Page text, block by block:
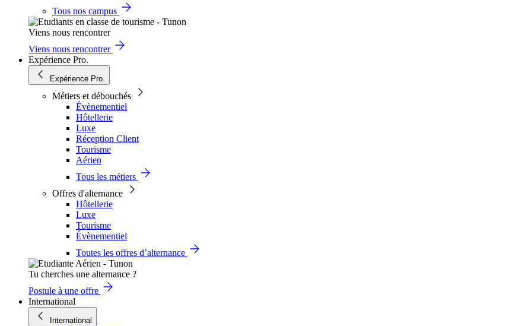
Tous nos campus
Viens nous rencontrer
Viens nous rencontrer
Expérience Pro.
Expérience Pro.
Métiers et débouchés
Évènementiel
Hôtellerie
Luxe
Réception Client
Tourisme
Aérien
Tous les métiers
Offres d'alternance
Hôtellerie
Luxe
Tourisme
Évènementiel
Toutes les offres d’alternance
Tu cherches une alternance ?
Postule à une offre
International
International